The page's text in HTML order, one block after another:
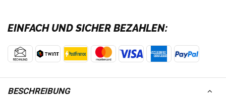
EINFACH UND SICHER BEZAHLEN:
BESCHREIBUNG